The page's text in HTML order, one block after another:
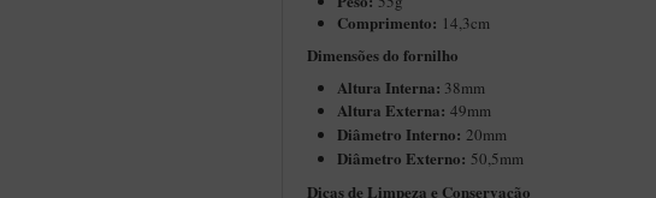
Comprimento: 14,3cm
Dimensões do fornilho
Altura Interna: 38mm
Altura Externa: 49mm
Diâmetro Interno: 20mm
Diâmetro Externo: 50,5mm
Dicas de Limpeza e Conservação​